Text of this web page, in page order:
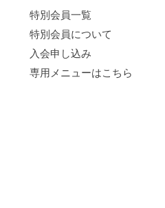
特別会員一覧
特別会員について
入会申し込み
専用メニューはこちら